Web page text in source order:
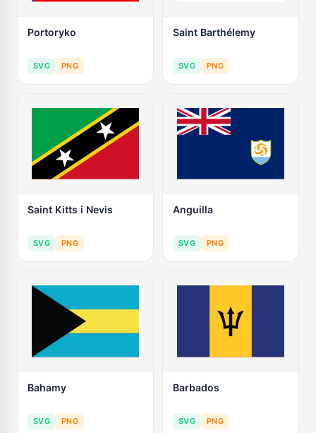
Portoryko
SVG PNG
Saint Barthélemy
SVG PNG
Saint Kitts i Nevis
SVG PNG
Anguilla
SVG PNG
Bahamy
SVG PNG
Barbados
SVG PNG